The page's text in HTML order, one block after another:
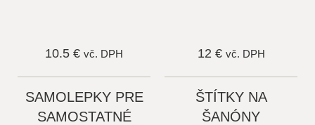
10.5 € vč. DPH 12 € vč. DPH
SAMOLEPKY PRE
SAMOSTATNÉ
ŠTÍTKY NA
ŠANÓNY